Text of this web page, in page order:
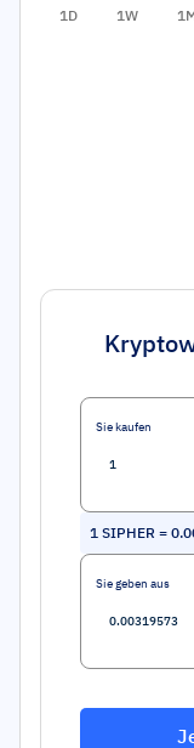
1D 1W
Sie kaufen
1 SIPHER =
Sie geben aus